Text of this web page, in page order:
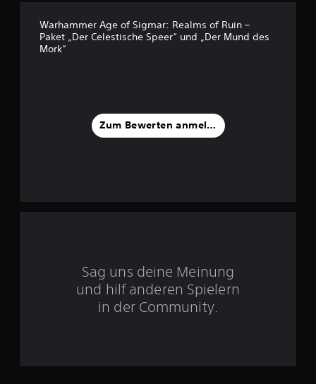
o
e
u
Warhammer Age of Sigmar: Realms of Ruin –
Paket „Der Celestische Speer“ und „Der Mund des
Mork“
Zum Bewerten anmelden
Sag uns deine Meinung
und hilf anderen Spielern
in der Community.